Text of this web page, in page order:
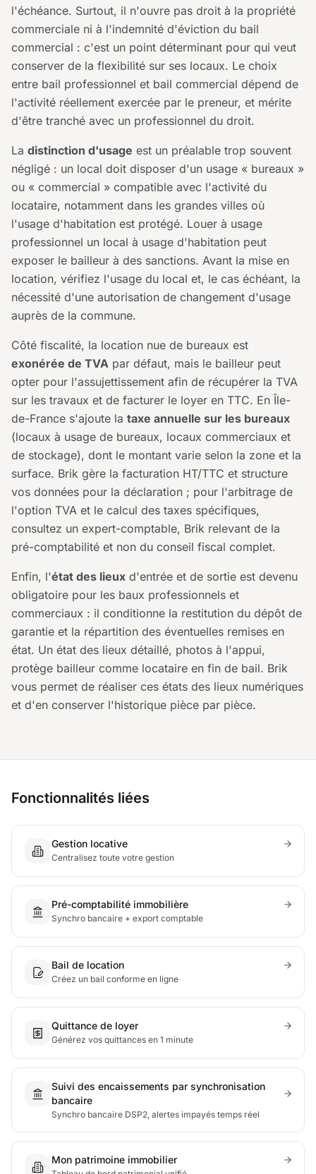
l'échéance. Surtout, il n'ouvre pas droit à la propriété
commerciale ni à l'indemnité d'éviction du bail
commercial : c'est un point déterminant pour qui veut
conserver de la flexibilité sur ses locaux. Le choix
entre bail professionnel et bail commercial dépend de
l'activité réellement exercée par le preneur, et mérite
d'être tranché avec un professionnel du droit.
La distinction d'usage est un préalable trop souvent
négligé : un local doit disposer d'un usage « bureaux »
ou « commercial » compatible avec l'activité du
locataire, notamment dans les grandes villes où
l'usage d'habitation est protégé. Louer à usage
professionnel un local à usage d'habitation peut
exposer le bailleur à des sanctions. Avant la mise en
location, vérifiez l'usage du local et, le cas échéant, la
nécessité d'une autorisation de changement d'usage
auprès de la commune.
Côté fiscalité, la location nue de bureaux est
exonérée de TVA par défaut, mais le bailleur peut
opter pour l'assujettissement afin de récupérer la TVA
sur les travaux et de facturer le loyer en TTC. En Île-
de-France s'ajoute la taxe annuelle sur les bureaux
(locaux à usage de bureaux, locaux commerciaux et
de stockage), dont le montant varie selon la zone et la
surface. Brik gère la facturation HT/TTC et structure
vos données pour la déclaration ; pour l'arbitrage de
l'option TVA et le calcul des taxes spécifiques,
consultez un expert-comptable, Brik relevant de la
pré-comptabilité et non du conseil fiscal complet.
Enfin, l'état des lieux d'entrée et de sortie est devenu
obligatoire pour les baux professionnels et
commerciaux : il conditionne la restitution du dépôt de
garantie et la répartition des éventuelles remises en
état. Un état des lieux détaillé, photos à l'appui,
protège bailleur comme locataire en fin de bail. Brik
vous permet de réaliser ces états des lieux numériques
et d'en conserver l'historique pièce par pièce.
Fonctionnalités liées
Gestion locative
Centralisez toute votre gestion
Pré-comptabilité immobilière
Synchro bancaire + export comptable
Bail de location
Créez un bail conforme en ligne
Quittance de loyer
Générez vos quittances en 1 minute
Suivi des encaissements par synchronisation
bancaire
Synchro bancaire DSP2, alertes impayés temps réel
Mon patrimoine immobilier